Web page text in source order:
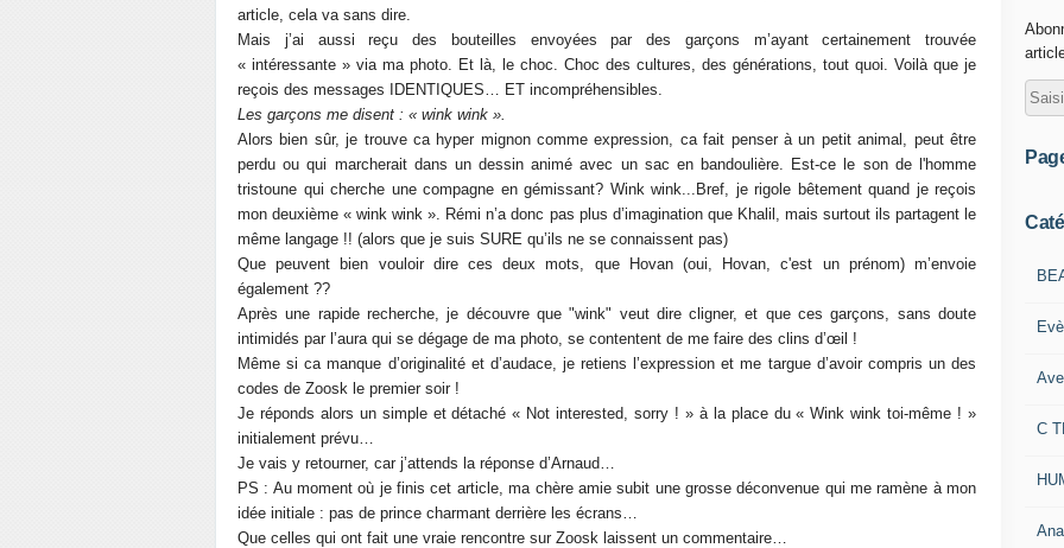
article, cela va sans dire.
Mais j’ai aussi reçu des bouteilles envoyées par des garçons m’ayant certainement trouvée
« intéressante » via ma photo. Et là, le choc. Choc des cultures, des générations, tout quoi. Voilà que je
reçois des messages IDENTIQUES… ET incompréhensibles.
Les garçons me disent : « wink wink ».
Alors bien sûr, je trouve ca hyper mignon comme expression, ca fait penser à un petit animal, peut être
perdu ou qui marcherait dans un dessin animé avec un sac en bandoulière. Est-ce le son de l'homme
tristoune qui cherche une compagne en gémissant? Wink wink...Bref, je rigole bêtement quand je reçois
mon deuxième « wink wink ». Rémi n’a donc pas plus d’imagination que Khalil, mais surtout ils partagent le
même langage !! (alors que je suis SURE qu’ils ne se connaissent pas)
Que peuvent bien vouloir dire ces deux mots, que Hovan (oui, Hovan, c'est un prénom) m’envoie
également ??
Après une rapide recherche, je découvre que "wink" veut dire cligner, et que ces garçons, sans doute
intimidés par l’aura qui se dégage de ma photo, se contentent de me faire des clins d’œil !
Même si ca manque d’originalité et d’audace, je retiens l’expression et me targue d’avoir compris un des
codes de Zoosk le premier soir !
Je réponds alors un simple et détaché « Not interested, sorry ! » à la place du « Wink wink toi-même ! »
initialement prévu…
Je vais y retourner, car j’attends la réponse d’Arnaud…
PS : Au moment où je finis cet article, ma chère amie subit une grosse déconvenue qui me ramène à mon
idée initiale : pas de prince charmant derrière les écrans…
Que celles qui ont fait une vraie rencontre sur Zoosk laissent un commentaire…
C